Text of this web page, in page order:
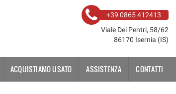
+39 0865 412413
Viale Dei Pentri, 58/62
86170 Isernia (IS)
ACQUISTIAMO USATO ASSISTENZA CONTATTI